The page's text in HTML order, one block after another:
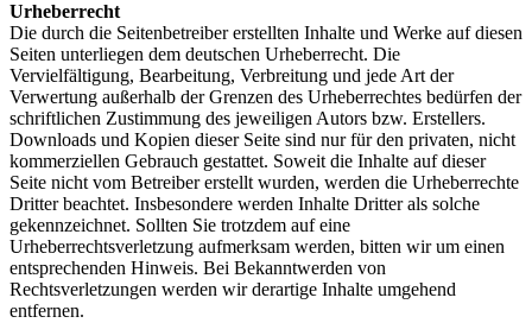
Urheberrecht
Die durch die Seitenbetreiber erstellten Inhalte und Werke auf diesen
Seiten unterliegen dem deutschen Urheberrecht. Die
Vervielfältigung, Bearbeitung, Verbreitung und jede Art der
Verwertung außerhalb der Grenzen des Urheberrechtes bedürfen der
schriftlichen Zustimmung des jeweiligen Autors bzw. Erstellers.
Downloads und Kopien dieser Seite sind nur für den privaten, nicht
kommerziellen Gebrauch gestattet. Soweit die Inhalte auf dieser
Seite nicht vom Betreiber erstellt wurden, werden die Urheberrechte
Dritter beachtet. Insbesondere werden Inhalte Dritter als solche
gekennzeichnet. Sollten Sie trotzdem auf eine
Urheberrechtsverletzung aufmerksam werden, bitten wir um einen
entsprechenden Hinweis. Bei Bekanntwerden von
Rechtsverletzungen werden wir derartige Inhalte umgehend
entfernen.